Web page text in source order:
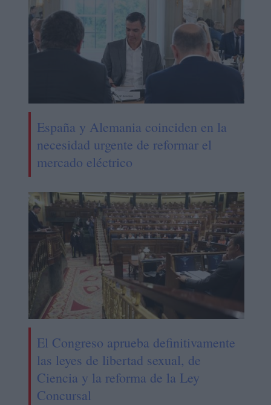
España y Alemania coinciden en la
necesidad urgente de reformar el
mercado eléctrico
El Congreso aprueba definitivamente
las leyes de libertad sexual, de
Ciencia y la reforma de la Ley
Concursal